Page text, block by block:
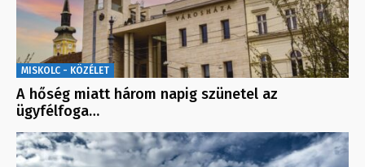
MISKOLC - KÖZÉLET
A hőség miatt három napig szünetel az
ügyfélfoga…